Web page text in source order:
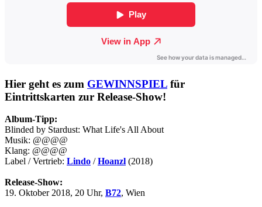
Hier geht es zum GEWINNSPIEL für
Eintrittskarten zur Release-Show!
Album-Tipp:
Blinded by Stardust: What Life's All About
Musik: @@@@
Klang: @@@@
Label / Vertrieb: Lindo /Hoanzl (2018)
Release-Show:
19. Oktober 2018, 20 Uhr, B72, Wien